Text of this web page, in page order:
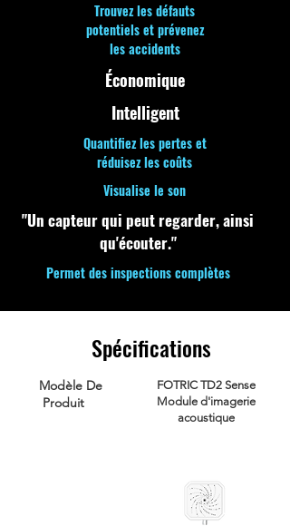
Trouvez les défauts
potentiels et prévenez
les accidents
Économique
Intelligent
Quantifiez les pertes et
réduisez les coûts
Visualise le son
"Un capteur qui peut regarder, ainsi
qu'écouter."
Permet des inspections complètes
Spécifications
Modèle De
Produit
FOTRIC TD2 Sense
Module d'imagerie
acoustique